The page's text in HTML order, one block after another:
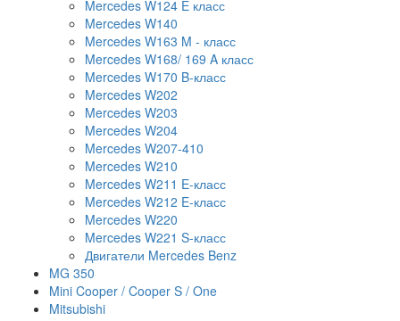
Mercedes W124 E класс
Mercedes W140
Mercedes W163 M - класс
Mercedes W168/ 169 A класс
Mercedes W170 B-класс
Mercedes W202
Mercedes W203
Mercedes W204
Mercedes W207-410
Mercedes W210
Mercedes W211 E-класс
Mercedes W212 E-класс
Mercedes W220
Mercedes W221 S-класс
Двигатели Mercedes Benz
MG 350
Mini Cooper / Cooper S / One
Mitsubishi